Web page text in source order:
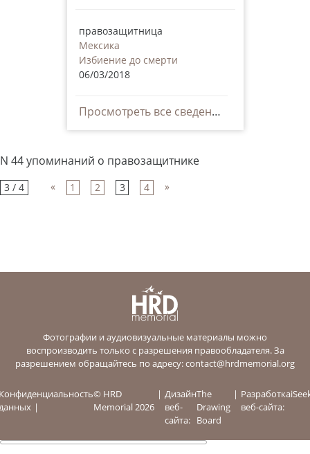
правозащитница
Мексика
Избиение до смерти
06/03/2018
Просмотреть все сведения
N 44 упоминаний о правозащитнике
3 / 4 « 1 2 3 4 »
Фотографии и аудиовизуальные материалы можно
воспроизводить только с разрешения правообладателя. За
разрешением обращайтесь по адресу:contact@hrdmemorial.org
© HRD
Memorial 2026
Дизайн
веб-
сайта:
The
Drawing
Board
Разработка
веб-сайта: